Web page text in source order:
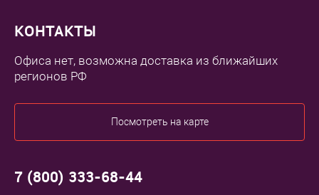
КОНТАКТЫ
Офиса нет, возможна доставка из ближайших
регионов РФ
Посмотреть на карте
7 (800) 333-68-44